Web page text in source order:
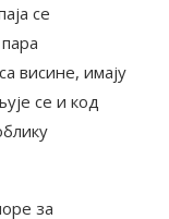
се
висине, имају
се и код
за